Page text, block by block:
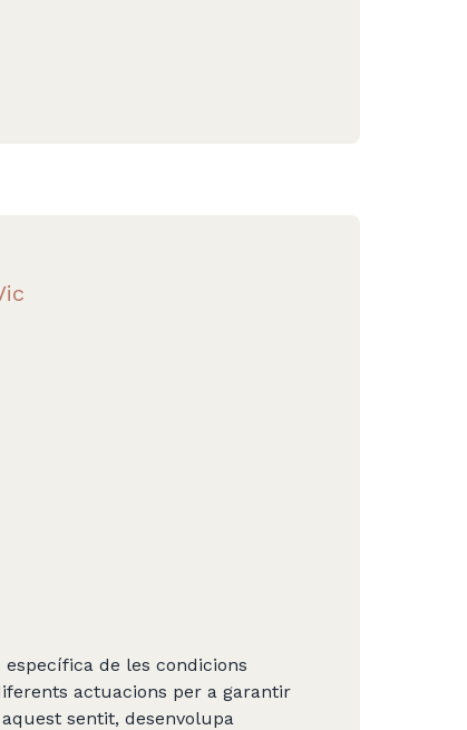
de les condicions
actuacions per a garantir
sentit, desenvolupa